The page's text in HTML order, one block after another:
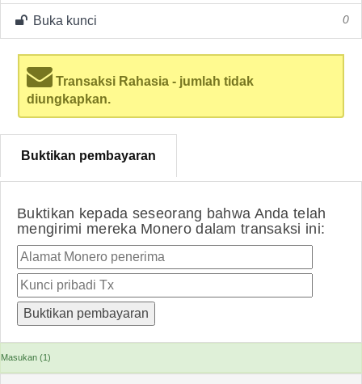
Buka kunci 0
Transaksi Rahasia - jumlah tidak
diungkapkan.
Buktikan pembayaran
Buktikan kepada seseorang bahwa Anda telah
mengirimi mereka Monero dalam transaksi ini:
Masukan (1)